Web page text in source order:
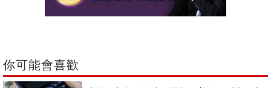
你可能會喜歡